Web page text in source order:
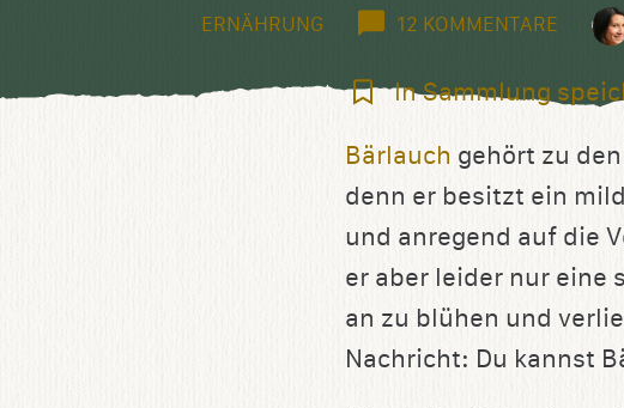
ERNÄHRUNG 12 KOMMENTARE
In
speichern
In Sammlung
Bärlauch gehört zu
denn er besitzt ein
und anregend auf die
er aber leider nur eine
an zu blühen und
Nachricht: Du kannst